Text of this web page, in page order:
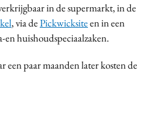
in de supermarkt, in de
, via dePickwicksiteen in een
huishoudspeciaalzaken.
paar maanden later kosten de